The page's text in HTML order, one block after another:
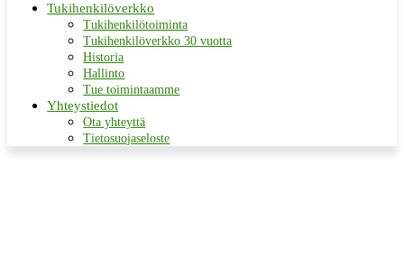
Tukihenkilöverkko
Tukihenkilötoiminta
Tukihenkilöverkko 30 vuotta
Historia
Hallinto
Tue toimintaamme
Yhteystiedot
Ota yhteyttä
Tietosuojaseloste